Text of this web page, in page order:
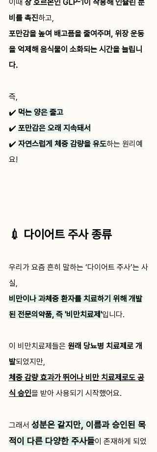
이때 장 호르몬인 GLP-1이 작용해 인슐린 분
비를 촉진하고,
포만감을 높여 배고픔을 줄여주며, 위장 운동
을 억제해 음식물이 소화되는 시간을 늘립니
다.
즉,
✔️ 먹는 양은 줄고
✔️ 포만감은 오래 지속돼서
✔️ 자연스럽게 체중 감량을 유도하는 원리예
요!
💉 다이어트 주사 종류
우리가 요즘 흔히 말하는 ‘다이어트 주사’는 사
실,
비만이나 과체중 환자를 치료하기 위해 개발
된 전문의약품, 즉 '비만치료제'입니다.
이 비만치료제들은 원래 당뇨병 치료제로 개
발되었지만,
체중 감량 효과가 뛰어나 비만 치료제로도 공
식 승인을 받아 사용되기 시작했어요.
그래서 성분은 같지만, 이름과 승인된 목
적이 다른 다양한 주사들이 존재하게 되었